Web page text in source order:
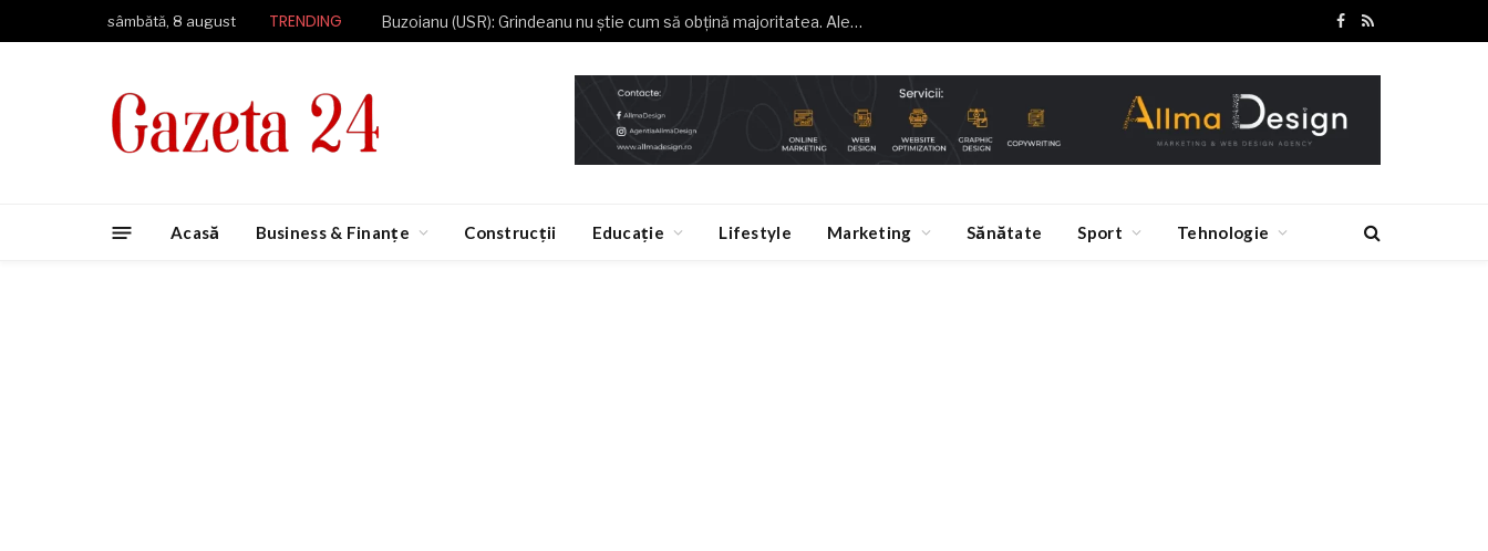
sâmbătă, 8 august TRENDING Buzoianu (USR): Grindeanu nu știe cum să obțină majoritatea. Alegeri anticipate, o necesitate
Facebook
RSS
Acasă Business & Finanțe Construcții Educație Lifestyle Marketing Sănătate Sport Tehnologie